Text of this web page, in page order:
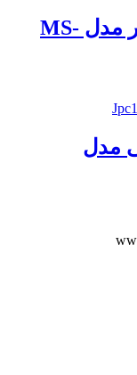
سشوار سالنی 8000 وات موزر مدل MS-
مدل